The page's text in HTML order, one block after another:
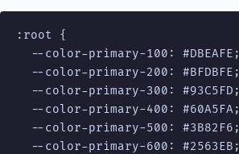
:root {
  --color-primary-100: #DBEAFE;
  --color-primary-200: #BFDBFE;
  --color-primary-300: #93C5FD;
  --color-primary-400: #60A5FA;
  --color-primary-500: #3B82F6;
  --color-primary-600: #2563EB;